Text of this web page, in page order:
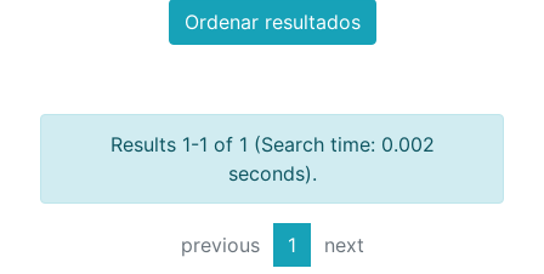
Ordenar resultados
Results 1-1 of 1 (Search time: 0.002
seconds).
previous 1 next